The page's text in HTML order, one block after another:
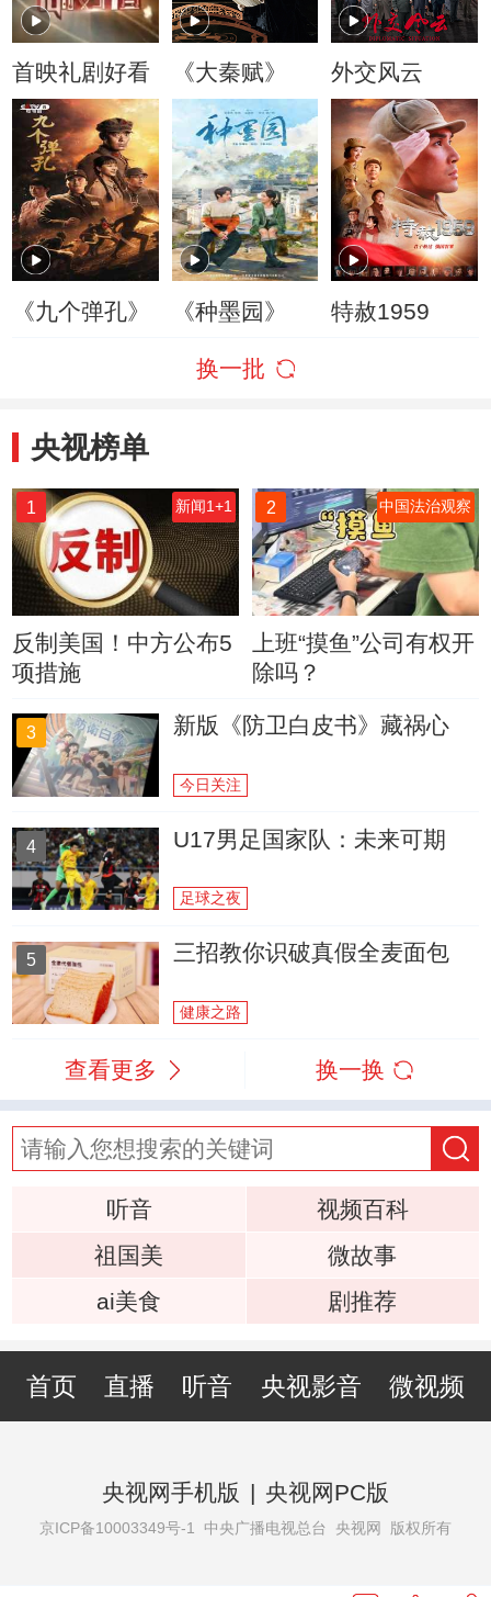
首映礼剧好看 《大秦赋》 外交风云
《九个弹孔》 《种墨园》 特赦1959
换一批
央视榜单
1 新闻1+1
反制美国！中方公布5
项措施
2 中国法治观察
上班“摸鱼”公司有权开
除吗？
3 新版《防卫白皮书》藏祸心
今日关注
4 U17男足国家队：未来可期
足球之夜
5 三招教你识破真假全麦面包
健康之路
查看更多 换一换
听音
视频百科
祖国美
微故事
ai美食
剧推荐
首页 直播 听音 央视影音 微视频
央视网手机版 | 央视网PC版
京ICP备10003349号-1 中央广播电视总台 央视网 版权所有